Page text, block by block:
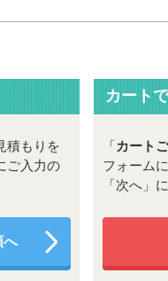
積もりを
ご入力の
へ
カート
「 カート
フォーム
「次へ」